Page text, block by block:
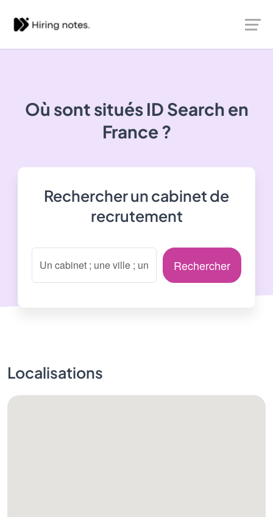
Où sont situés ID Search en
France ?
Rechercher un cabinet de
recrutement
Rechercher
Localisations